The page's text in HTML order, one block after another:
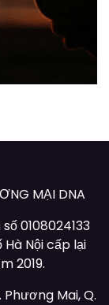
MẠI DNA
0108024133
Nội cấp lại
2019.
Mai, Q.